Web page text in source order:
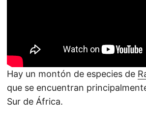
Hay un montón de especies de
que se encuentran
Sur de África.